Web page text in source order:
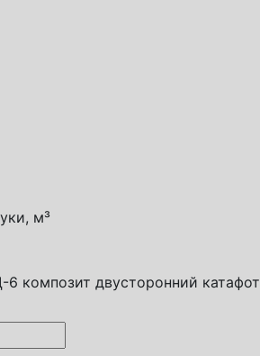
м³
6 композит двусторонний катафот